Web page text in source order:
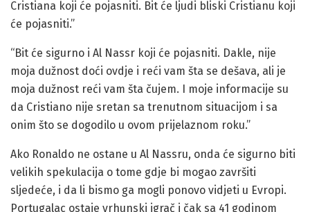
Cristiana koji će pojasniti. Bit će ljudi bliski Cristianu koji
će pojasniti.”
“Bit će sigurno i Al Nassr koji će pojasniti. Dakle, nije
moja dužnost doći ovdje i reći vam šta se dešava, ali je
moja dužnost reći vam šta čujem. I moje informacije su
da Cristiano nije sretan sa trenutnom situacijom i sa
onim što se dogodilo u ovom prijelaznom roku.”
Ako Ronaldo ne ostane u Al Nassru, onda će sigurno biti
velikih spekulacija o tome gdje bi mogao završiti
sljedeće, i da li bismo ga mogli ponovo vidjeti u Evropi.
Portugalac ostaje vrhunski igrač i čak sa 41 godinom